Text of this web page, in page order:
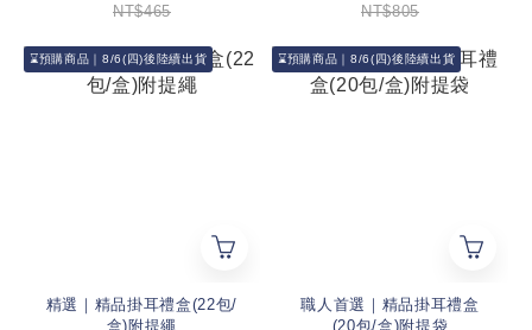
NT$465 NT$805
⌛預購商品｜8/6(四)後陸續出貨
精選｜精品掛耳禮盒(22包/
盒)附提繩
⌛預購商品｜8/6(四)後陸續出貨
職人首選｜精品掛耳禮盒
(20包/盒)附提袋